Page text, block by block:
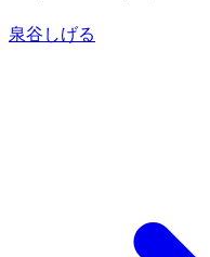
泉谷しげる